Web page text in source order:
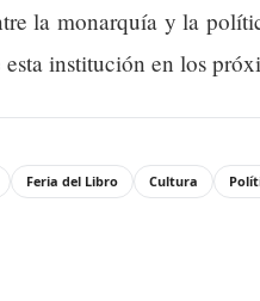
la monarquía y la
institución en los
Feria del Libro Cultura